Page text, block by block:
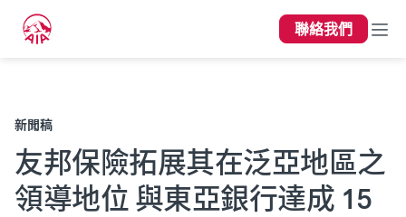
聯絡我們
新聞稿
友邦保險拓展其在泛亞地區之
領導地位 與東亞銀行達成 15